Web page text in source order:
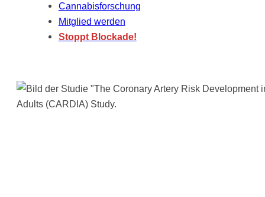
Cannabisforschung
Mitglied werden
Stoppt Blockade!